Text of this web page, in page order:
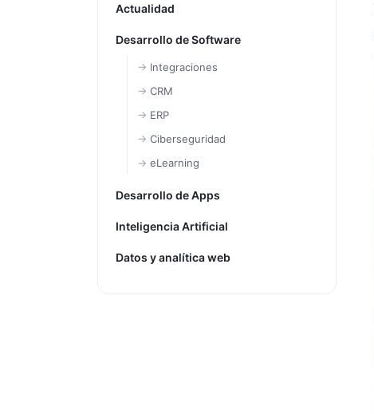
Actualidad
Desarrollo de Software
Integraciones
CRM
ERP
Ciberseguridad
eLearning
Desarrollo de Apps
Inteligencia Artificial
Datos y analítica web